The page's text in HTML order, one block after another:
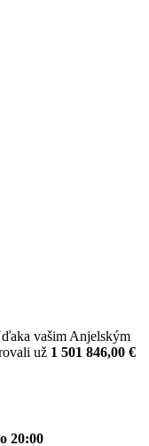
vašim Anjelským
už 1 501 846,00 €
20:00